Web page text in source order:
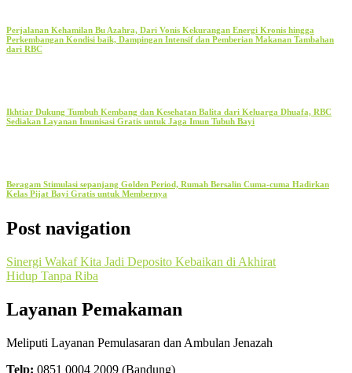
Perjalanan Kehamilan Bu Azahra, Dari Vonis Kekurangan Energi Kronis hingga
Perkembangan Kondisi baik, Dampingan Intensif dan Pemberian Makanan Tambahan
dari RBC
Ikhtiar Dukung Tumbuh Kembang dan Kesehatan Balita dari Keluarga Dhuafa, RBC
Sediakan Layanan Imunisasi Gratis untuk Jaga Imun Tubuh Bayi
Beragam Stimulasi sepanjang Golden Period, Rumah Bersalin Cuma-cuma Hadirkan
Kelas Pijat Bayi Gratis untuk Membernya
Post navigation
Sinergi Wakaf Kita Jadi Deposito Kebaikan di Akhirat
Hidup Tanpa Riba
Layanan Pemakaman
Meliputi Layanan Pemulasaran dan Ambulan Jenazah
Telp: 0851 0004 2009 (Bandung)